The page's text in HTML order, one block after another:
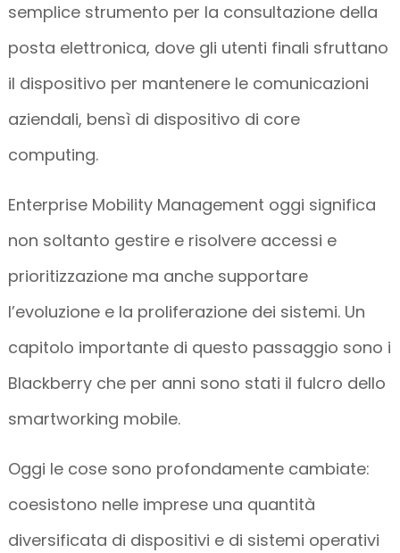
semplice strumento per la consultazione della
posta elettronica, dove gli utenti finali sfruttano
il dispositivo per mantenere le comunicazioni
aziendali, bensì di dispositivo di core
computing.
Enterprise Mobility Management oggi significa
non soltanto gestire e risolvere accessi e
prioritizzazione ma anche supportare
l’evoluzione e la proliferazione dei sistemi. Un
capitolo importante di questo passaggio sono i
Blackberry che per anni sono stati il fulcro dello
smartworking mobile.
Oggi le cose sono profondamente cambiate:
coesistono nelle imprese una quantità
diversificata di dispositivi e di sistemi operativi